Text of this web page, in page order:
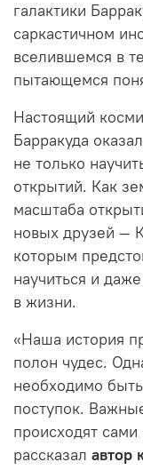
галактики
саркастичном
вселившемся в
пытающемся
Настоящий
Барракуда
не только
открытий. Как
масштаба
новых друзей —
которым
научиться и
в жизни.
«Наша история
полон чудес.
необходимо
поступок.
происходят
рассказал автор